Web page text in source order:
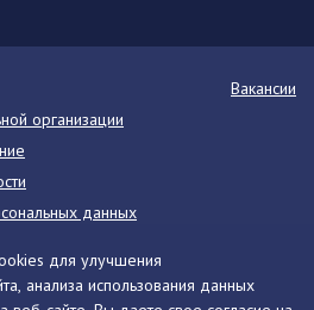
для улучшения
анализа использования данных
Вакансии
организации
данных